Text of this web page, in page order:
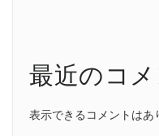
最近のコメ
表示できるコメントはあ